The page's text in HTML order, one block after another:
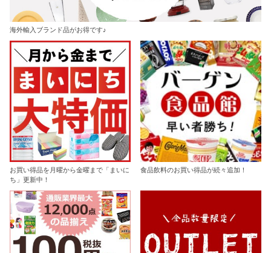
海外輸入ブランド品がお得です♪
お買い得品を月曜から金曜まで「まいに
ち」更新中！
食品飲料のお買い得品が続々追加！